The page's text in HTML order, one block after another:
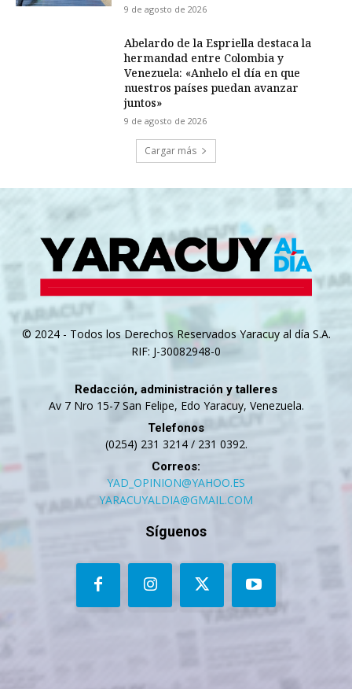
9 de agosto de 2026
Abelardo de la Espriella destaca la
hermandad entre Colombia y
Venezuela: «Anhelo el día en que
nuestros países puedan avanzar
juntos»
9 de agosto de 2026
Cargar más
© 2024 - Todos los Derechos Reservados Yaracuy al día S.A.
RIF: J-30082948-0
Redacción, administración y talleres
Av 7 Nro 15-7 San Felipe, Edo Yaracuy, Venezuela.
Telefonos
(0254) 231 3214 / 231 0392.
Correos:
YAD_OPINION@YAHOO.ES
YARACUYALDIA@GMAIL.COM
Síguenos